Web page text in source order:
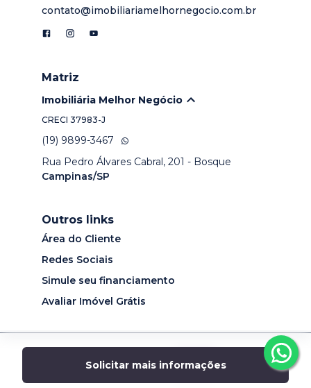
Solicitar mais informações
contato@imobiliariamelhornegocio.com.br
Matriz
Imobiliária Melhor Negócio
CRECI 37983-J
(19) 9899-3467
Rua Pedro Álvares Cabral, 201 - Bosque
Campinas/SP
Outros links
Área do Cliente
Redes Sociais
Simule seu financiamento
Avaliar Imóvel Grátis
Desenvolvido por